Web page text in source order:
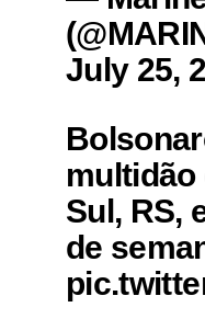
July 25,
multidão
Sul, RS,
de